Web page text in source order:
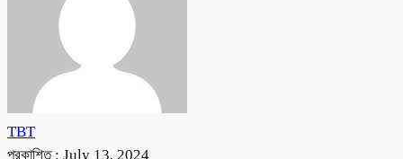
TBT
প্রকাশিত : July 13, 2024